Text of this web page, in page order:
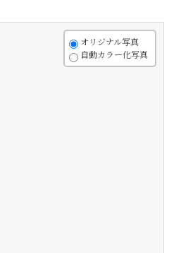
オリジナル写真
自動カラー化写真